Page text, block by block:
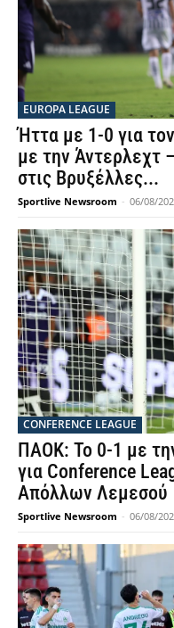
EUROPA LEAGUE
Ήττα με 1-0 για
με την Άντερλεχτ
στις Βρυξέλλες...
Sportlive Newsroom - 06/08/
CONFERENCE LEAGUE
ΠΑΟΚ: Το 0-1 με
για Conference
Απόλλων Λεμεσού
Sportlive Newsroom - 06/08/